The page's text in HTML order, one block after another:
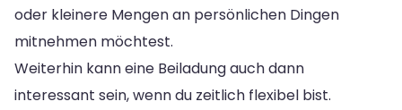
oder kleinere Mengen an persönlichen Dingen
mitnehmen möchtest.
Weiterhin kann eine Beiladung auch dann
interessant sein, wenn du zeitlich flexibel bist.